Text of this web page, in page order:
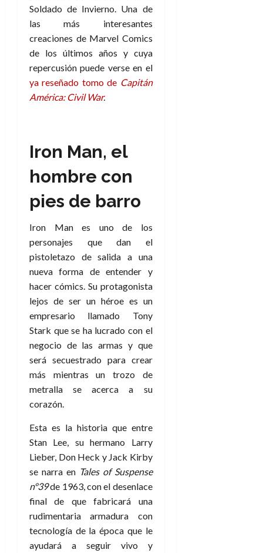
Soldado de Invierno. Una de
las más interesantes
creaciones de Marvel Comics
de los últimos años y cuya
repercusión puede verse en el
ya reseñado tomo de Capitán
América: Civil War.
Iron Man, el
hombre con
pies de barro
Iron Man es uno de los
personajes que dan el
pistoletazo de salida a una
nueva forma de entender y
hacer cómics. Su protagonista
lejos de ser un héroe es un
empresario llamado Tony
Stark que se ha lucrado con el
negocio de las armas y que
será secuestrado para crear
más mientras un trozo de
metralla se acerca a su
corazón.
Esta es la historia que entre
Stan Lee, su hermano Larry
Lieber, Don Heck y Jack Kirby
se narra enTales of Suspense
nº39de 1963, con el desenlace
final de que fabricará una
rudimentaria armadura con
tecnología de la época que le
ayudará a seguir vivo y